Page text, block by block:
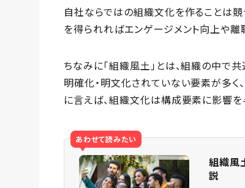
自社ならではの組織文化を作ることは
を得られればエンゲージメント向上や離
ちなみに「組織風土」とは、組織の中で
明確化・明文化されていない要素が多く
に言えば、組織文化は構成要素に影響を
あわせて読みたい
組織風
説